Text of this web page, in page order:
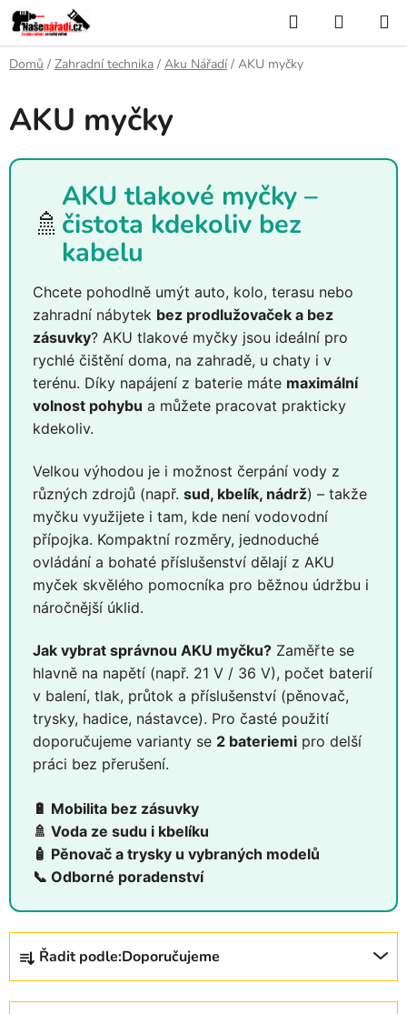
Přejít
na
obsah
Hledat
KOŠÍK
Domů / Zahradní technika / Aku Nářadí / AKU myčky
AKU myčky
🚿
AKU tlakové myčky –
čistota kdekoliv bez
kabelu
Chcete pohodlně umýt auto, kolo, terasu nebo
zahradní nábytek bez prodlužovaček a bez
zásuvky? AKU tlakové myčky jsou ideální pro
rychlé čištění doma, na zahradě, u chaty i v
terénu. Díky napájení z baterie máte maximální
volnost pohybu a můžete pracovat prakticky
kdekoliv.
Velkou výhodou je i možnost čerpání vody z
různých zdrojů (např. sud, kbelík, nádrž) – takže
myčku využijete i tam, kde není vodovodní
přípojka. Kompaktní rozměry, jednoduché
ovládání a bohaté příslušenství dělají z AKU
myček skvělého pomocníka pro běžnou údržbu i
náročnější úklid.
Jak vybrat správnou AKU myčku? Zaměřte se
hlavně na napětí (např. 21 V / 36 V), počet baterií
v balení, tlak, průtok a příslušenství (pěnovač,
trysky, hadice, nástavce). Pro časté použití
doporučujeme varianty se 2 bateriemi pro delší
práci bez přerušení.
🔋 Mobilita bez zásuvky
🚿 Voda ze sudu i kbelíku
🧴 Pěnovač a trysky u vybraných modelů
📞 Odborné poradenství
Ř
z
Řadit podle:Doporučujeme